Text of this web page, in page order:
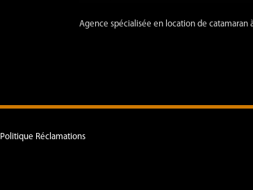
Agence spécialisée en location de catamaran
Politique Réclamations